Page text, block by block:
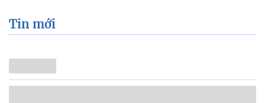
Tin mới